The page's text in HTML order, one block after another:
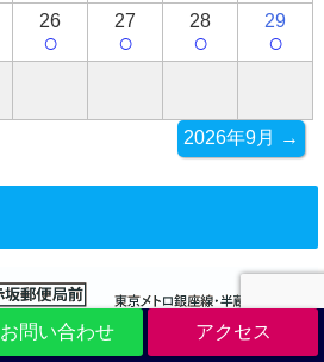
お問い合わせ アクセス
26
○
27
○
28
○
29
○
2026年9月 →